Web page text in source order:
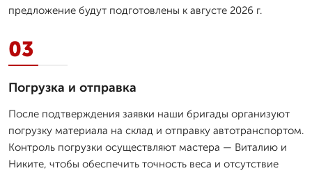
предложение будут подготовлены к августе 2026 г.
03
Погрузка и отправка
После подтверждения заявки наши бригады организуют
погрузку материала на склад и отправку автотранспортом.
Контроль погрузки осуществляют мастера — Виталию и
Никите, чтобы обеспечить точность веса и отсутствие